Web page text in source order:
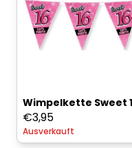
Wimpelkette Sweet
€3,95
Ausverkauft